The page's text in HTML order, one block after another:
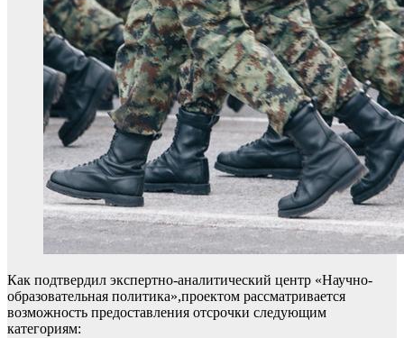
Как подтвердил экспертно-аналитический центр «Научно-
образовательная политика»,проектом рассматривается
возможность предоставления отсрочки следующим
категориям: